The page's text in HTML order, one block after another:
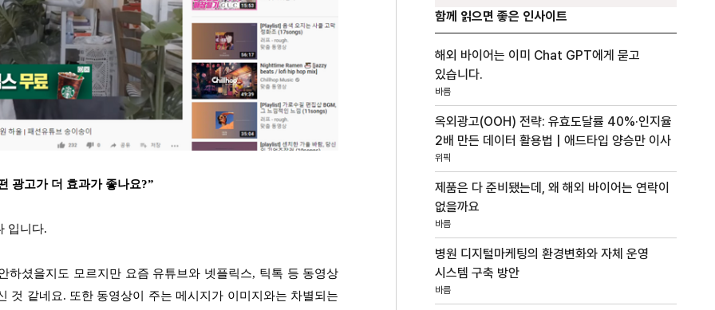
광고가 더 효과가 좋나요?”
입니다.
셨을지도 모르지만 요즘 유튜브와 넷플릭스, 틱톡 등 동영상
것 같네요. 또한 동영상이 주는 메시지가 이미지와는 차별되는
함께 읽으면 좋은 인사이트
해외 바이어는 이미 Chat GPT에게 묻고
있습니다.
바름
옥외광고(OOH) 전략: 유효도달률 40%·인지율
2배 만든 데이터 활용법 | 애드타입 양승만 이사
위픽
제품은 다 준비됐는데, 왜 해외 바이어는 연락이
없을까요
바름
병원 디지털마케팅의 환경변화와 자체 운영
시스템 구축 방안
바름